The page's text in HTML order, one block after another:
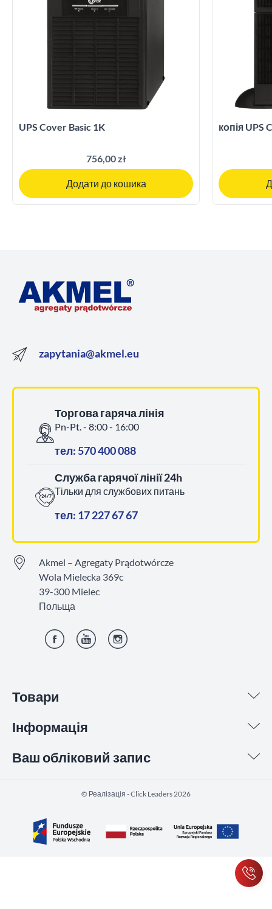
UPS Cover Basic 1K
756,00 zł
Додати до кошика
копія UPS
Товари
Інформація
Ваш обліковий запис
zapytania@akmel.eu
Торгова гаряча лінія
Pn-Pt. - 8:00 - 16:00
тел: 570 400 088
Служба гарячої лінії 24h
Тільки для службових питань
тел: 17 227 67 67
Akmel – Agregaty Prądotwórcze
Wola Mielecka 369c
39-300 Mielec
Польща
©️ Реалізація - Click Leaders 2026